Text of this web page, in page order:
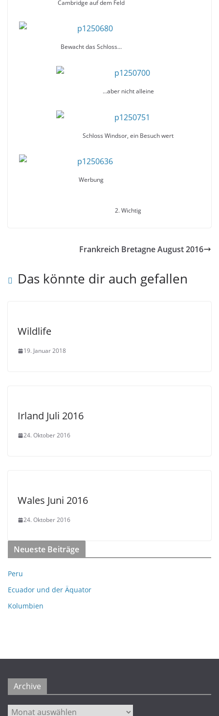
Cambridge auf dem Feld
Bewacht das Schloss…
…aber nicht alleine
Schloss Windsor, ein Besuch wert
Werbung
2. Wichtig
Frankreich Bretagne August 2016
Das könnte dir auch gefallen
Wildlife
19. Januar 2018
Irland Juli 2016
24. Oktober 2016
Wales Juni 2016
24. Oktober 2016
Neueste Beiträge
Peru
Ecuador und der Äquator
Kolumbien
Archive
Archive